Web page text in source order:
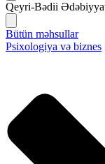
Qeyri-Bədii
Bütün məhsullar
Psixologiya və biznes